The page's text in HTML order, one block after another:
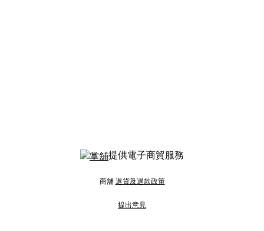
提供電子商貿服務
商舖 退貨及退款政策
提出意見